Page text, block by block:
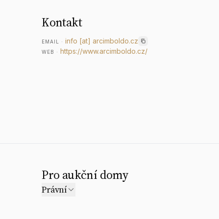
Kontakt
EMAIL · info [at]arcimboldo.cz
WEB · https://www.arcimboldo.cz/
Pro aukční domy
Právní